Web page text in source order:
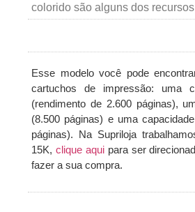
colorido são alguns dos
Esse modelo você pode
cartuchos de impressão: uma
(rendimento de 2.600 páginas),
(8.500 páginas) e uma
páginas). Na Supriloja
15K, clique aquipara ser
fazer a sua compra.